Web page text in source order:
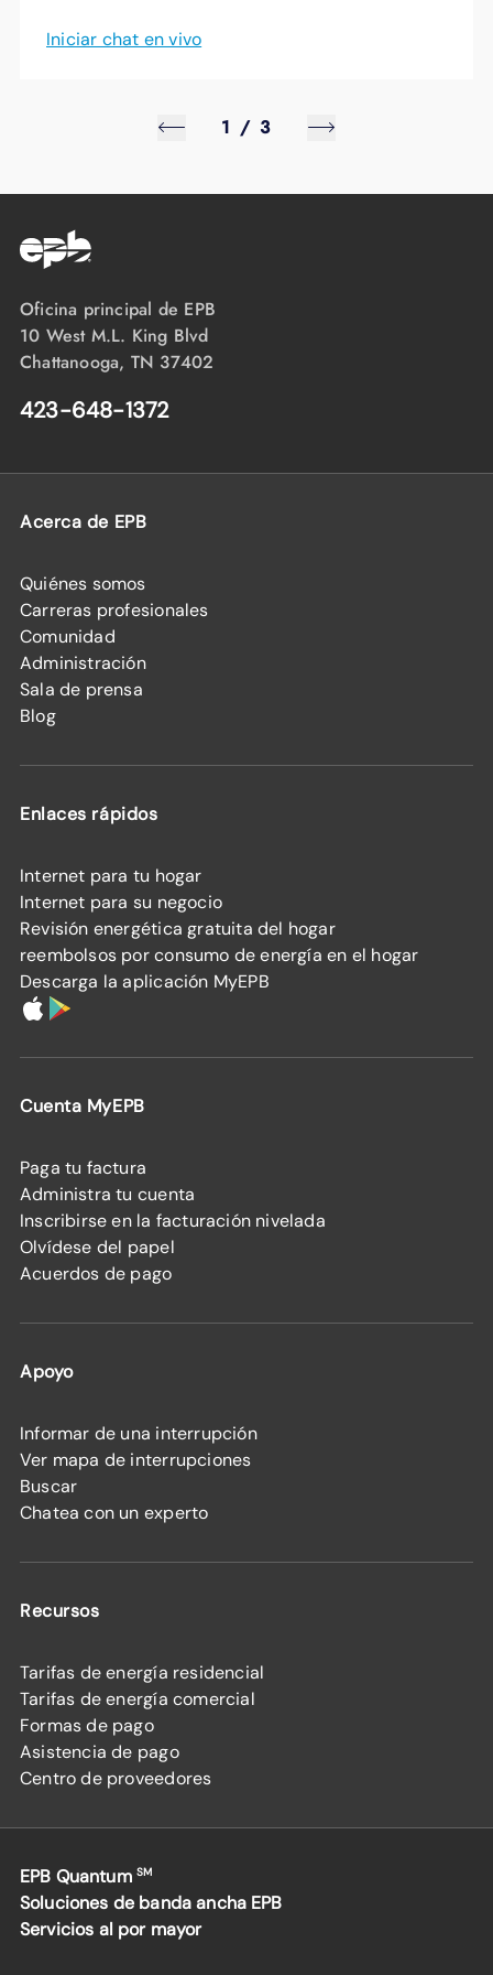
Iniciar chat en vivo
1 / 3
Oficina principal de EPB
10 West M.L. King Blvd
Chattanooga, TN 37402
423-648-1372
Acerca de EPB
Quiénes somos
Carreras profesionales
Comunidad
Administración
Sala de prensa
Blog
Enlaces rápidos
Internet para tu hogar
Internet para su negocio
Revisión energética gratuita del hogar
reembolsos por consumo de energía en el hogar
Descarga la aplicación MyEPB
Cuenta MyEPB
Paga tu factura
Administra tu cuenta
Inscribirse en la facturación nivelada
Olvídese del papel
Acuerdos de pago
Apoyo
Informar de una interrupción
Ver mapa de interrupciones
Buscar
Chatea con un experto
Recursos
Tarifas de energía residencial
Tarifas de energía comercial
Formas de pago
Asistencia de pago
Centro de proveedores
EPB Quantum SM
Soluciones de banda ancha EPB
Servicios al por mayor